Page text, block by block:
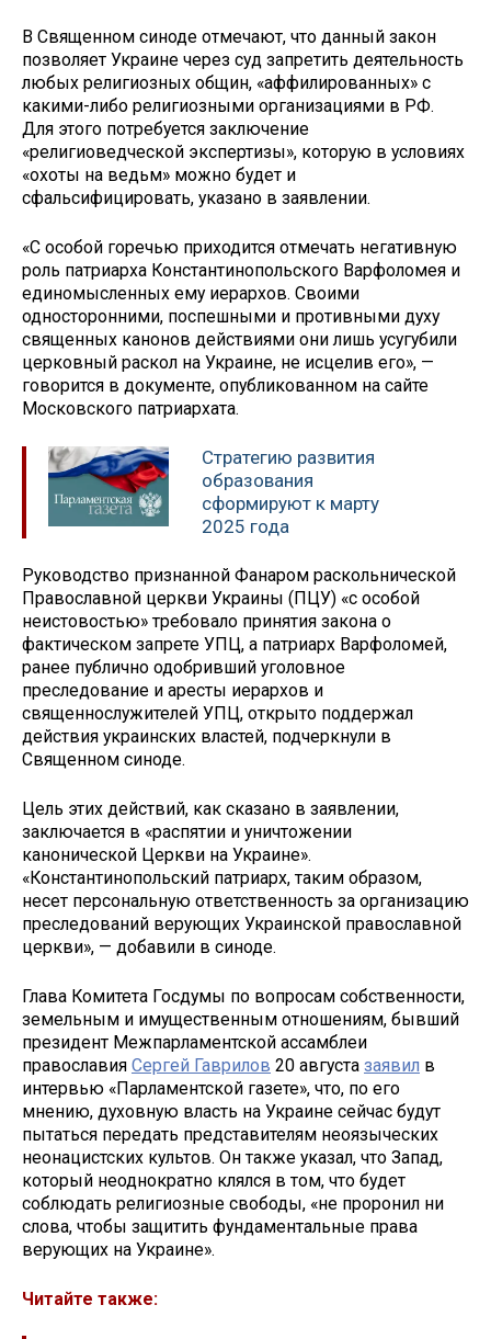
В Священном синоде отмечают, что данный закон
позволяет Украине через суд запретить деятельность
любых религиозных общин, «аффилированных» с
какими-либо религиозными организациями в РФ.
Для этого потребуется заключение
«религиоведческой экспертизы», которую в условиях
«охоты на ведьм» можно будет и
сфальсифицировать, указано в заявлении.
«С особой горечью приходится отмечать негативную
роль патриарха Константинопольского Варфоломея и
единомысленных ему иерархов. Своими
односторонними, поспешными и противными духу
священных канонов действиями они лишь усугубили
церковный раскол на Украине, не исцелив его», —
говорится в документе, опубликованном на сайте
Московского патриархата.
Стратегию развития
образования
сформируют к марту
2025 года
Руководство признанной Фанаром раскольнической
Православной церкви Украины (ПЦУ) «с особой
неистовостью» требовало принятия закона о
фактическом запрете УПЦ, а патриарх Варфоломей,
ранее публично одобривший уголовное
преследование и аресты иерархов и
священнослужителей УПЦ, открыто поддержал
действия украинских властей, подчеркнули в
Священном синоде.
Цель этих действий, как сказано в заявлении,
заключается в «распятии и уничтожении
канонической Церкви на Украине».
«Константинопольский патриарх, таким образом,
несет персональную ответственность за организацию
преследований верующих Украинской православной
церкви», — добавили в синоде.
Глава Комитета Госдумы по вопросам собственности,
земельным и имущественным отношениям, бывший
президент Межпарламентской ассамблеи
православия Сергей Гаврилов 20 августа заявил в
интервью «Парламентской газете», что, по его
мнению, духовную власть на Украине сейчас будут
пытаться передать представителям неоязыческих
неонацистских культов. Он также указал, что Запад,
который неоднократно клялся в том, что будет
соблюдать религиозные свободы, «не проронил ни
слова, чтобы защитить фундаментальные права
верующих на Украине».
Читайте также: